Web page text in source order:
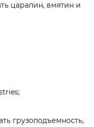
царапин, вмятин и
грузоподъемность,